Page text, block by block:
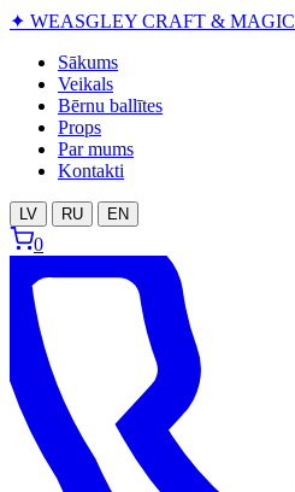
✦ WEASGLEY CRAFT & MAGIC
Sākums
Veikals
Bērnu ballītes
Props
Par mums
Kontakti
LV RU EN
0